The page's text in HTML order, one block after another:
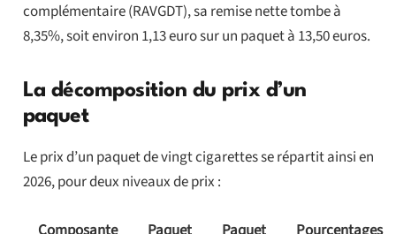
complémentaire (RAVGDT), sa remise nette tombe à
8,35%, soit environ 1,13 euro sur un paquet à 13,50 euros.
La décomposition du prix d’un
paquet
Le prix d’un paquet de vingt cigarettes se répartit ainsi en
2026, pour deux niveaux de prix :